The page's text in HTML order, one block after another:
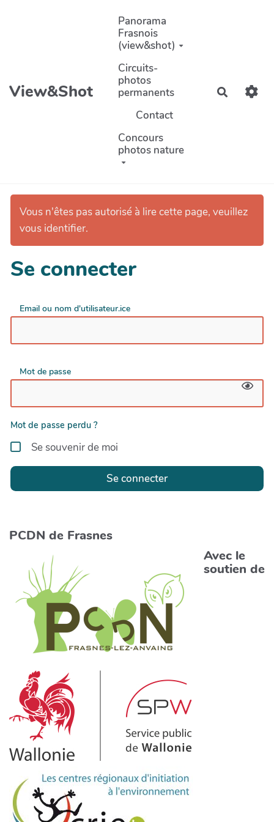
Aller au contenu principal
View&Shot
Panorama
Frasnois
(view&shot)
Circuits-
photos
permanents
Contact
Concours
photos nature
Vous n'êtes pas autorisé à lire cette page, veuillez
vous identifier.
Se connecter
Email ou nom d'utilisateur.ice
Mot de passe
Mot de passe perdu ?
Se souvenir de moi
Se connecter
PCDN de Frasnes
Avec le
soutien de